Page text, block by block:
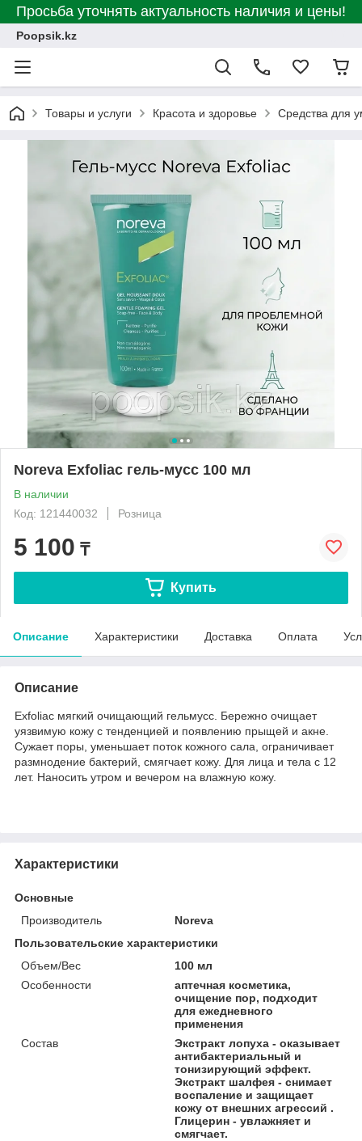
Просьба уточнять актуальность наличия и цены!
Poopsik.kz
Товары и услуги Красота и здоровье Средства для
Noreva Exfoliac гель-мусс 100 мл
В наличии
Код: 121440032
Розница
5 100 ₸
Купить
Описание Характеристики Доставка Оплата
Описание
Exfoliac мягкий очищающий гельмусс. Бережно очищает
уязвимую кожу с тенденцией и появлению прыщей и акне.
Сужает поры, уменьшает поток кожного сала, ограничивает
размнодение бактерий, смягчает кожу. Для лица и тела с 12
лет. Наносить утром и вечером на влажную кожу.
Характеристики
Основные
Производитель
Noreva
Пользовательские характеристики
Объем/Вес
100 мл
Особенности
аптечная косметика,
очищение пор, подходит
для ежедневного
применения
Состав
Экстракт лопуха - оказывает
антибактериальный и
тонизирующий эффект.
Экстракт шалфея - снимает
воспаление и защищает
кожу от внешних агрессий .
Глицерин - увлажняет и
смягчает.